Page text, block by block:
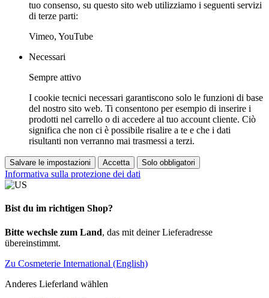
tuo consenso, su questo sito web utilizziamo i seguenti servizi
di terze parti:
Vimeo, YouTube
Necessari
Sempre attivo
I cookie tecnici necessari garantiscono solo le funzioni di base
del nostro sito web. Ti consentono per esempio di inserire i
prodotti nel carrello o di accedere al tuo account cliente. Ciò
significa che non ci è possibile risalire a te e che i dati
risultanti non verranno mai trasmessi a terzi.
Salvare le impostazioni Accetta Solo obbligatori
Informativa sulla protezione dei dati
Bist du im richtigen Shop?
Bitte wechsle zum Land, das mit deiner Lieferadresse
übereinstimmt.
Zu Cosmeterie International (English)
Anderes Lieferland wählen